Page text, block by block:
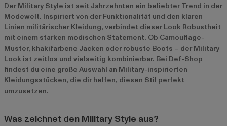
Der Military Style ist seit Jahrzehnten ein beliebter Trend in der
Modewelt. Inspiriert von der Funktionalität und den klaren
Linien militärischer Kleidung, verbindet dieser Look Robustheit
mit einem starken modischen Statement. Ob Camouflage-
Muster, khakifarbene Jacken oder robuste Boots – der Military
Look ist zeitlos und vielseitig kombinierbar. Bei Def-Shop
findest du eine große Auswahl an Military-inspirierten
Kleidungsstücken, die dir helfen, diesen Stil perfekt
umzusetzen.
Was zeichnet den Military Style aus?